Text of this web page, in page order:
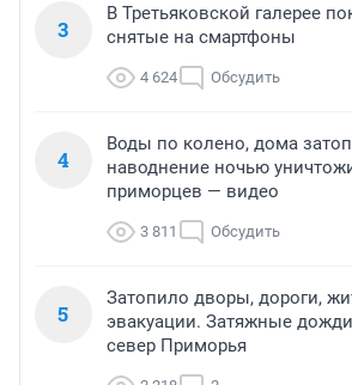
3
В Третьяковской галерее
снятые на смартфоны
4 624 Обсудить
4
Воды по колено, дома
наводнение ночью
приморцев — видео
3 811 Обсудить
5
Затопило дворы, дороги,
эвакуации. Затяжные
север Приморья